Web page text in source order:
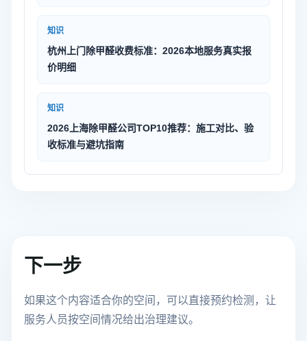
知识
杭州上门除甲醛收费标准：2026本地服务真实报
价明细
知识
2026上海除甲醛公司TOP10推荐：施工对比、验
收标准与避坑指南
下一步
如果这个内容适合你的空间，可以直接预约检测，让
服务人员按空间情况给出治理建议。